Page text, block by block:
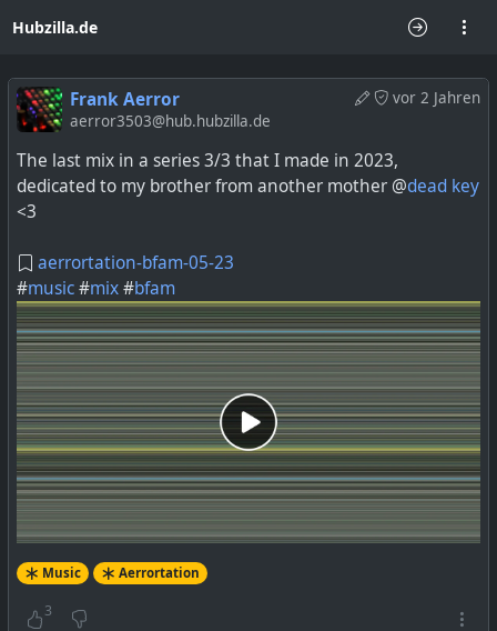
Hubzilla.de
vor 2 Jahren
Frank Aerror
aerror3503@hub.hubzilla.de
The last mix in a series 3/3 that I made in 2023,
dedicated to my brother from another mother @dead key
<3
aerrortation-bfam-05-23
#music#mix#bfam
Music Aerrortation
3